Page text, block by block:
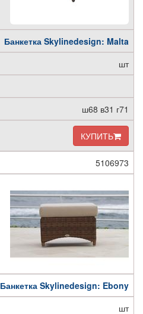
Банкетка Skylinedesign: Malta
шт
ш68 в31 г71
КУПИТЬ
5106973
Банкетка Skylinedesign: Ebony
шт